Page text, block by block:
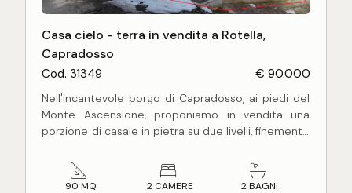
Casa cielo - terra in vendita a Rotella,
Capradosso
Cod. 31349 € 90.000
Nell'incantevole borgo di Capradosso, ai piedi del
Monte Ascensione, proponiamo in vendita una
porzione di casale in pietra su due livelli, finemente
composto da ingresso, ampio soggiorno con
camino, cucina a vista, bagno di servizio e
90 MQ 2 CAMERE 2 BAGNI